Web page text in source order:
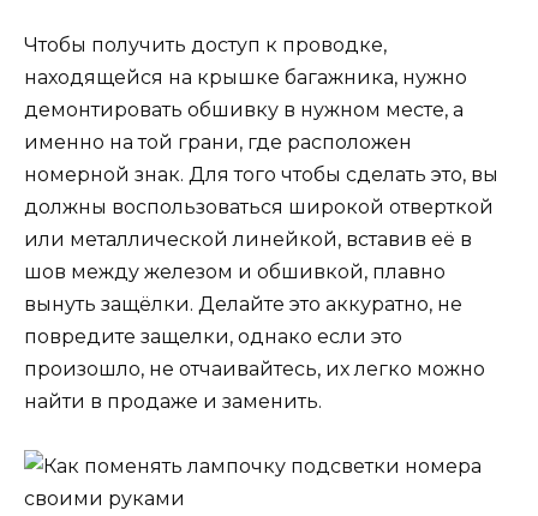
Чтобы получить доступ к проводке,
находящейся на крышке багажника, нужно
демонтировать обшивку в нужном месте, а
именно на той грани, где расположен
номерной знак. Для того чтобы сделать это, вы
должны воспользоваться широкой отверткой
или металлической линейкой, вставив её в
шов между железом и обшивкой, плавно
вынуть защёлки. Делайте это аккуратно, не
повредите защелки, однако если это
произошло, не отчаивайтесь, их легко можно
найти в продаже и заменить.